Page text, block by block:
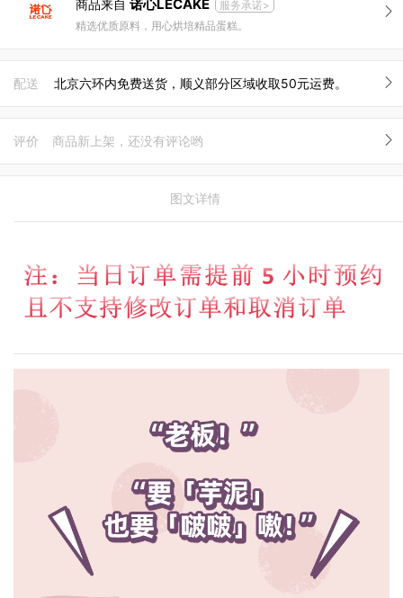
商品来自 诺心LECAKE
服务承诺>
精选优质原料，用心烘培精品蛋糕。
配送 北京六环内免费送货，顺义部分区域收取50元运费。
评价 商品新上架，还没有评论哟
图文详情